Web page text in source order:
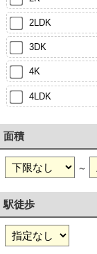
2LDK
3DK
4K
4LDK
面積
～
駅徒歩